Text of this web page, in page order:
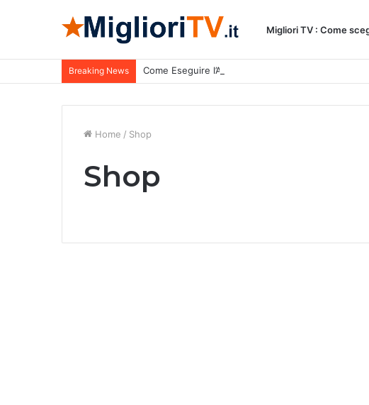
Migliori TV : Come
Breaking News Come Eseguire l’Attivazione di Tivùsat: Guida
Home / Shop
Shop